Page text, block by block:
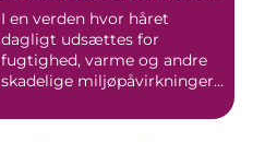
I en verden hvor håret
dagligt udsættes for
fugtighed, varme og andre
skadelige miljøpåvirkninger,